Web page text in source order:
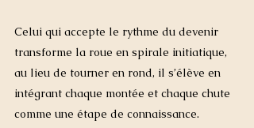
Celui qui accepte le rythme du devenir
transforme la roue en spirale initiatique,
au lieu de tourner en rond, il s’élève en
intégrant chaque montée et chaque chute
comme une étape de connaissance.